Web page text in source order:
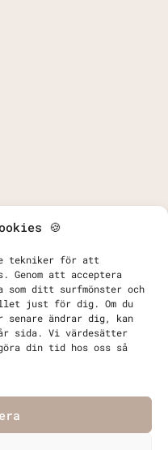
🍪
tekniker för att
Genom att acceptera
ditt surfmönster och
just för dig. Om du
ändrar dig, kan
sida. Vi värdesätter
din tid hos oss så